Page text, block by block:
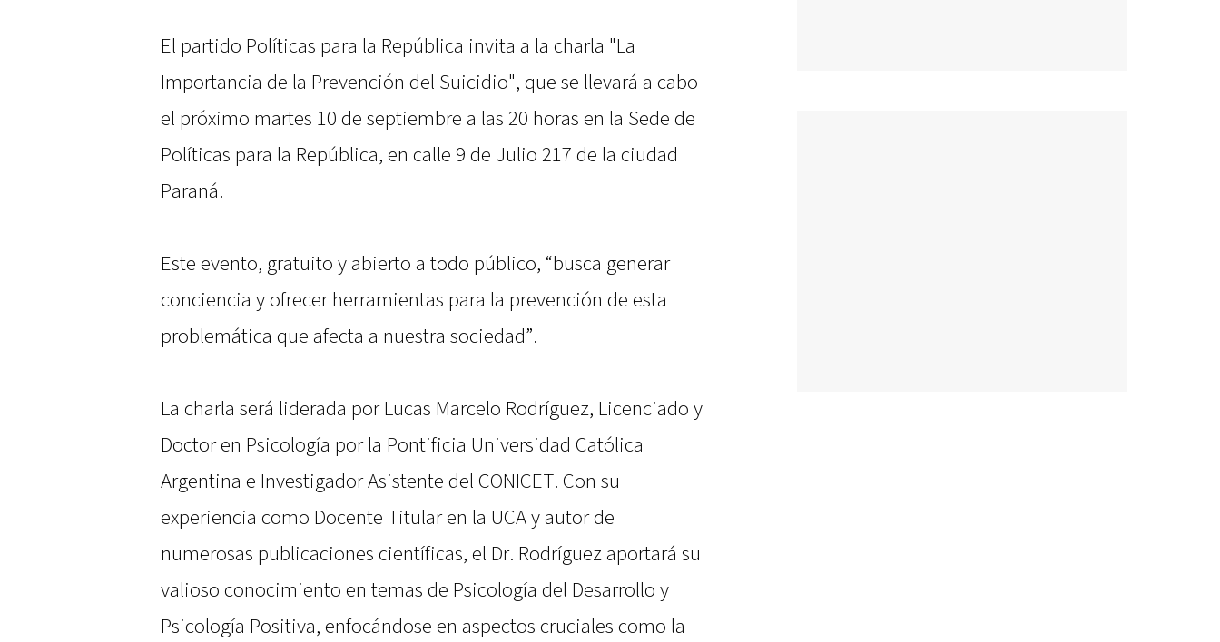
El partido Políticas para la República invita a la charla "La
Importancia de la Prevención del Suicidio", que se llevará a cabo
el próximo martes 10 de septiembre a las 20 horas en la Sede de
Políticas para la República, en calle 9 de Julio 217 de la ciudad
Paraná.
Este evento, gratuito y abierto a todo público, “busca generar
conciencia y ofrecer herramientas para la prevención de esta
problemática que afecta a nuestra sociedad”.
La charla será liderada por Lucas Marcelo Rodríguez, Licenciado y
Doctor en Psicología por la Pontificia Universidad Católica
Argentina e Investigador Asistente del CONICET. Con su
experiencia como Docente Titular en la UCA y autor de
numerosas publicaciones científicas, el Dr. Rodríguez aportará su
valioso conocimiento en temas de Psicología del Desarrollo y
Psicología Positiva, enfocándose en aspectos cruciales como la